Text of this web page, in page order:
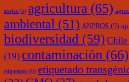
abejas (5) agricultura (65)
ambiental (51) ANPROS (9)
biodiversidad (59) Chile
(19) contaminación (66)
etiquetado (6) etiquetado